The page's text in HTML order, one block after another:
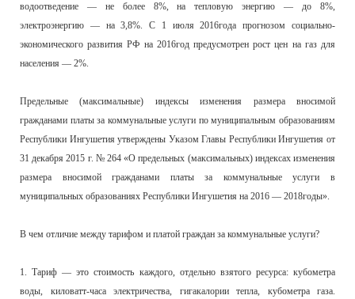
водоотведение — не более 8%, на тепловую энергию — до 8%,
электроэнергию — на 3,8%. С 1 июля 2016года прогнозом социально-
экономического развития РФ на 2016год предусмотрен рост цен на газ для
населения — 2%.
Предельные (максимальные) индексы изменения размера вносимой
гражданами платы за коммунальные услуги по муниципальным образованиям
Республики Ингушетия утверждены Указом Главы Республики Ингушетия от
31 декабря 2015 г. № 264 «О предельных (максимальных) индексах изменения
размера вносимой гражданами платы за коммунальные услуги в
муниципальных образованиях Республики Ингушетия на 2016 — 2018годы».
В чем отличие между тарифом и платой граждан за коммунальные услуги?
1. Тариф — это стоимость каждого, отдельно взятого ресурса: кубометра
воды, киловатт-часа электричества, гигакалории тепла, кубометра газа.